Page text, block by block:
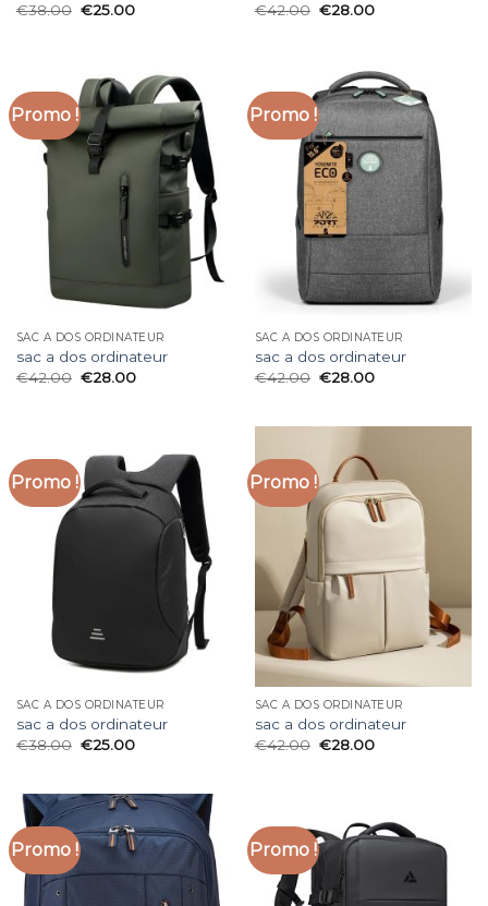
€38.00 €25.00
€42.00 €28.00
Promo !
SAC A DOS ORDINATEUR
sac a dos ordinateur
€42.00 €28.00
Promo !
SAC A DOS ORDINATEUR
sac a dos ordinateur
€42.00 €28.00
Promo !
SAC A DOS ORDINATEUR
sac a dos ordinateur
€38.00 €25.00
Promo !
SAC A DOS ORDINATEUR
sac a dos ordinateur
€42.00 €28.00
Promo ! Promo !